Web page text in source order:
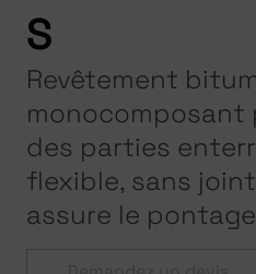
S
Revêtement
des parties
flexible, sans
assure le